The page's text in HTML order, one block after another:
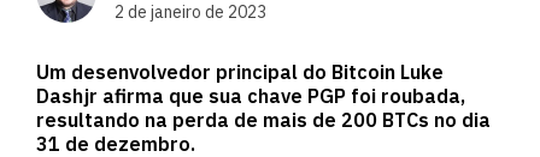
2 de janeiro de 2023
Um desenvolvedor principal do Bitcoin Luke
Dashjr afirma que sua chave PGP foi roubada,
resultando na perda de mais de 200 BTCs no dia
31 de dezembro.